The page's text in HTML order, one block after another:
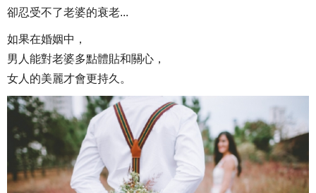
卻忍受不了老婆的衰老...
如果在婚姻中，
男人能對老婆多點體貼和關心，
女人的美麗才會更持久。